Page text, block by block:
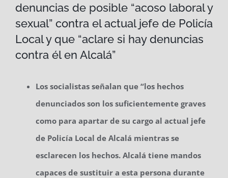
denuncias de posible “acoso laboral y
sexual” contra el actual jefe de Policía
Local y que “aclare si hay denuncias
contra él en Alcalá”
Los socialistas señalan que “los hechos
denunciados son los suficientemente graves
como para apartar de su cargo al actual jefe
de Policía Local de Alcalá mientras se
esclarecen los hechos. Alcalá tiene mandos
capaces de sustituir a esta persona durante